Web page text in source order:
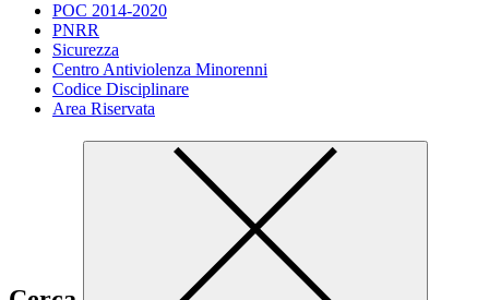
POC 2014-2020
PNRR
Sicurezza
Centro Antiviolenza Minorenni
Codice Disciplinare
Area Riservata